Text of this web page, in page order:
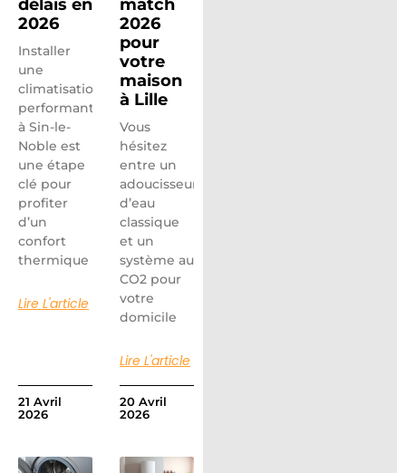
délais en
2026
Installer
une
climatisation
performante
à Sin-le-
Noble est
une étape
clé pour
profiter
d’un
confort
thermique
Lire L'article
21 Avril
2026
match
2026
pour
votre
maison
à Lille
Vous
hésitez
entre un
adoucisseur
d’eau
classique
et un
système au
CO2 pour
votre
domicile
Lire L'article
20 Avril
2026